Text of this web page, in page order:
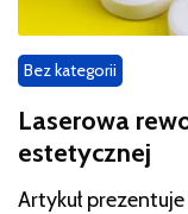
Bez kategorii
Laserowa
estetycznej
Artykuł